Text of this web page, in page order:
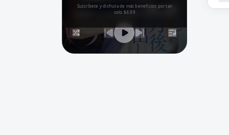
Suscríbete y disfruta de más beneficios por tan
solo $4.99
0:00 / 0:00